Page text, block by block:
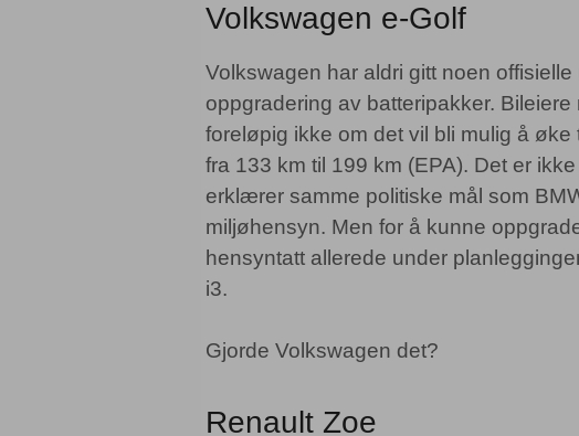
Volkswagen e-Golf
Volkswagen har aldri gitt noen
oppgradering av batteripakker.
foreløpig ikke om det vil bli mulig å
fra 133 km til 199 km (EPA). Det er
erklærer samme politiske mål som
miljøhensyn. Men for å kunne
hensyntatt allerede under
i3.
Gjorde Volkswagen det?
Renault Zoe